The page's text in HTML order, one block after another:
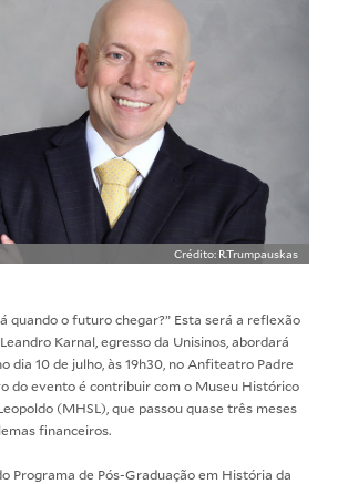
Crédito: R.Trumpauskas
quando o futuro chegar?” Esta será a reflexão
Karnal, egresso da Unisinos, abordará
dia 10 de julho, às 19h30, no Anfiteatro Padre
do evento é contribuir com o Museu Histórico
(MHSL), que passou quase três meses
financeiros.
Programa de Pós-Graduação em História da